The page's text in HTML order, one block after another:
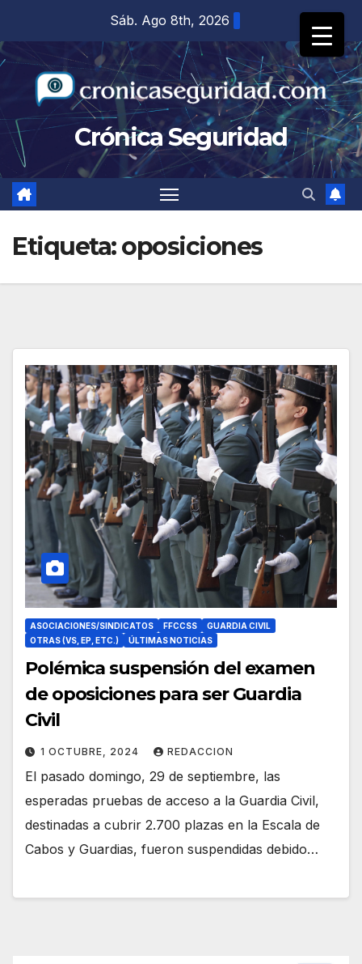
contenido
Sáb. Ago 8th, 2026
Crónica Seguridad
Etiqueta:oposiciones
ASOCIACIONES/SINDICATOS FFCCSS
GUARDIA CIVIL
OTRAS (VS, EP, ETC.)
ÚLTIMAS NOTICIAS
Polémica suspensión del examen
de oposiciones para ser Guardia
Civil
1 OCTUBRE, 2024 REDACCION
El pasado domingo, 29 de septiembre, las
esperadas pruebas de acceso a la Guardia Civil,
destinadas a cubrir 2.700 plazas en la Escala de
Cabos y Guardias, fueron suspendidas debido…